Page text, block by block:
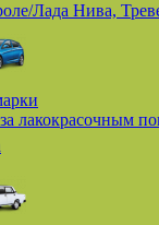
Лада Нива,
лакокрасочным